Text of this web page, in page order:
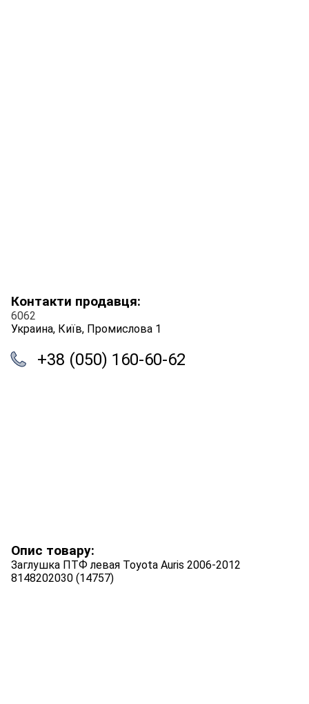
Контакти продавця:
6062
Украина, Київ, Промислова 1
+38 (050) 160-60-62
Опис товару:
Заглушка ПТФ левая Toyota Auris 2006-2012
8148202030 (14757)